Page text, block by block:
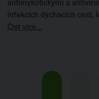
antimykotickými a
infekcích dýchacích cest,
Číst více...